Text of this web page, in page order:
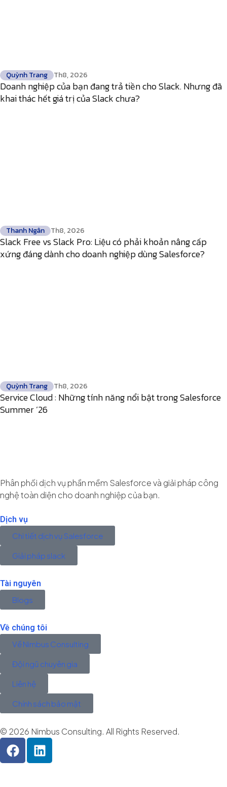
Quỳnh Trang Th8, 2026
Doanh nghiệp của bạn đang trả tiền cho Slack. Nhưng đã
khai thác hết giá trị của Slack chưa?
Thanh Ngân Th8, 2026
Slack Free vs Slack Pro: Liệu có phải khoản nâng cấp
xứng đáng dành cho doanh nghiệp dùng Salesforce?
Quỳnh Trang Th8, 2026
Service Cloud : Những tính năng nổi bật trong Salesforce
Summer ’26
Phân phối dịch vụ phần mềm Salesforce và giải pháp công
nghệ toàn diện cho doanh nghiệp của bạn.
Dịch vụ
Chi tiết dịch vụ Salesforce
Giải pháp slack
Tài nguyên
Blogs
Về chúng tôi
Về Nimbus Consulting
Đội ngũ chuyên gia
Liên hệ
Chính sách bảo mật
© 2026 Nimbus Consulting. All Rights Reserved.